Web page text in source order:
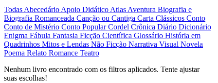
TodasAbecedárioApoio DidáticoAtlasAventura Biografia e
Biografia Romanceada Canção ou Cantiga Carta Clássicos Conto
Conto de Mistério Conto PopularCordel Crônica Diário Dicionário
Enigma Fábula Fantasia Ficção Científica Glossário História em
Quadrinhos Mitos e Lendas Não Ficção Narrativa Visual Novela
Poema Relato Romance Teatro
Nenhum livro encontrado com os filtros aplicados. Tente ajustar
suas escolhas!